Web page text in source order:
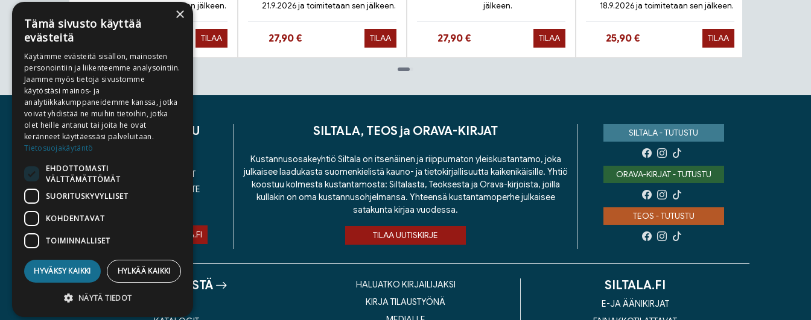
17.9.2026 ja toimitetaan sen jälkeen.
TILAA
21.9.2026 ja toimitetaan sen jälkeen.
Hinta nyt
27,90 € TILAA
jälkeen.
Hinta nyt
27,90 € TILAA
18.9.2026 ja toimitetaan sen jälkeen.
Hinta nyt
25,90 € TILAA
Tuoteluettelon loppu
ASIAKASPALVELU
YLEISET TOIMITUSEHDOT
SAAVUTETTAVUUSSELOSTE
ASIAKASPALVELU@STORIA.FI
SILTALA, TEOS ja ORAVA-KIRJAT
Kustannusosakeyhtiö Siltala on itsenäinen ja riippumaton yleiskustantamo, joka
julkaisee laadukasta suomenkielistä kauno- ja tietokirjallisuutta kaikenikäisille. Yhtiö
koostuu kolmesta kustantamosta: Siltalasta, Teoksesta ja Orava-kirjoista, joilla
kullakin on oma kustannusohjelmansa. Yhteensä kustantamoperhe julkaisee
satakunta kirjaa vuodessa.
TILAA UUTISKIRJE
SILTALA - TUTUSTU
ORAVA-KIRJAT - TUTUSTU
TEOS - TUTUSTU
TIETOA MEISTÄ
HALUATKO KIRJAILIJAKSI
KIRJA TILAUSTYÖNÄ
SILTALA.FI
E-JA ÄÄNIKIRJAT
×
Tämä sivusto käyttää
evästeitä
Käytämme evästeitä sisällön, mainosten
personointiin ja liikenteemme analysointiin.
Jaamme myös tietoja sivustomme
käytöstäsi mainos- ja
analytiikkakumppaneidemme kanssa, jotka
voivat yhdistää ne muihin tietoihin, jotka
olet heille antanut tai joita he ovat
keränneet käyttäessäsi palveluitaan.
Tietosuojakäytäntö
EHDOTTOMASTI
VÄLTTÄMÄTTÖMÄT
SUORITUSKYVYLLISET
KOHDENTAVAT
TOIMINNALLISET
HYVÄKSY KAIKKI HYLKÄÄ KAIKKI
NÄYTÄ TIEDOT